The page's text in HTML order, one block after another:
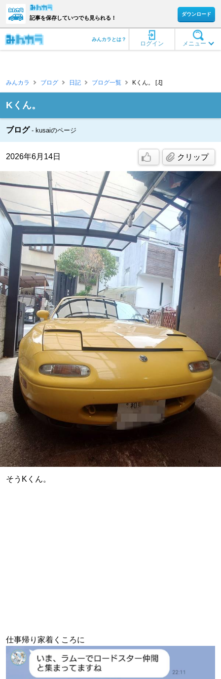
記事を保存していつでも見られる！
ダウンロード
メニュー
ログイン
みんカラとは？
みんカラ ブログ 日記 ブログ一覧 Kくん。 [.ξ]
Kくん。
ブログ kusaiのページ
2026年6月14日 クリップ
そうKくん。
仕事帰り家着くころに